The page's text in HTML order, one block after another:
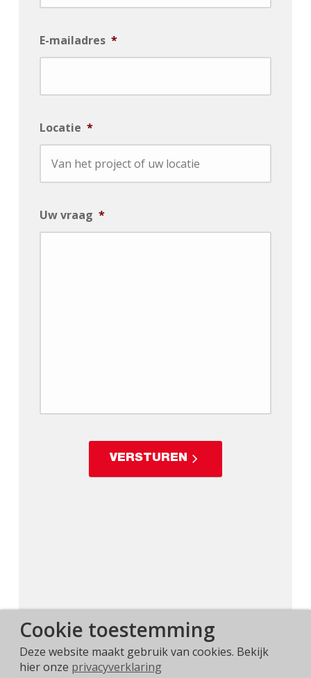
E-mailadres *
Locatie *
Uw vraag *
VERSTUREN
Cookie toestemming
Deze website maakt gebruik van cookies. Bekijk
hier onze privacyverklaring